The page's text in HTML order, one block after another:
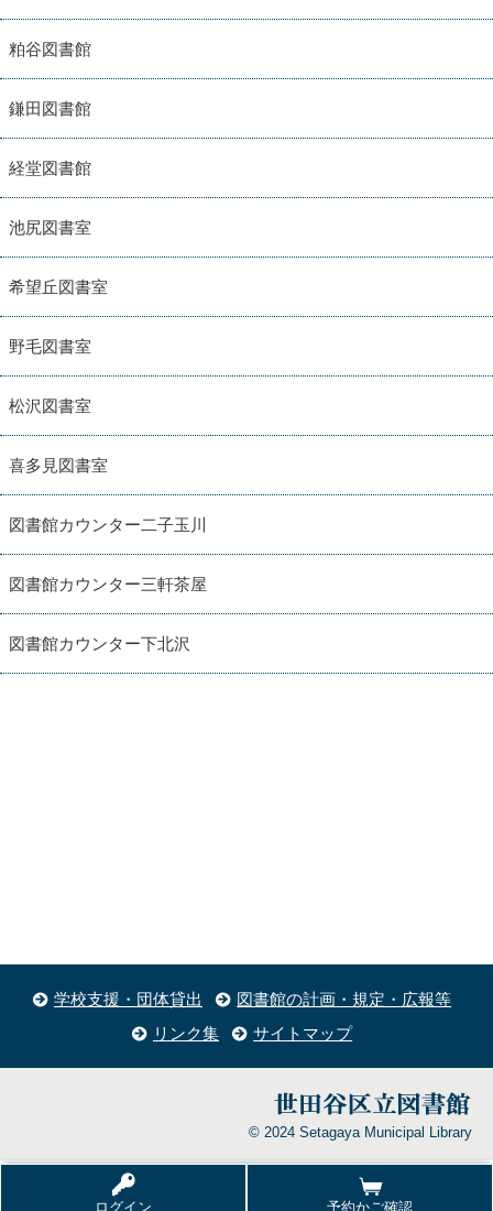
ログイン 予約かご確認
粕谷図書館
鎌田図書館
経堂図書館
池尻図書室
希望丘図書室
野毛図書室
松沢図書室
喜多見図書室
図書館カウンター二子玉川
図書館カウンター三軒茶屋
図書館カウンター下北沢
学校支援・団体貸出
図書館の計画・規定・広報等
リンク集
サイトマップ
© 2024 Setagaya Municipal Library